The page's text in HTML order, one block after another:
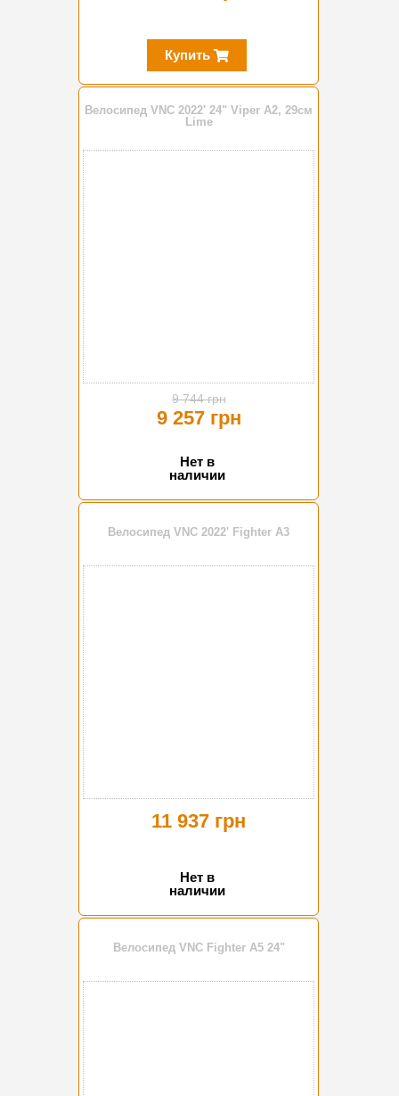
Купить
Велосипед VNC 2022' 24" Viper A2, 29см
Lime
9 744 грн
9 257 грн
Нет в
наличии
Велосипед VNC 2022' Fighter A3
11 937 грн
Нет в
наличии
Велосипед VNC Fighter А5 24"